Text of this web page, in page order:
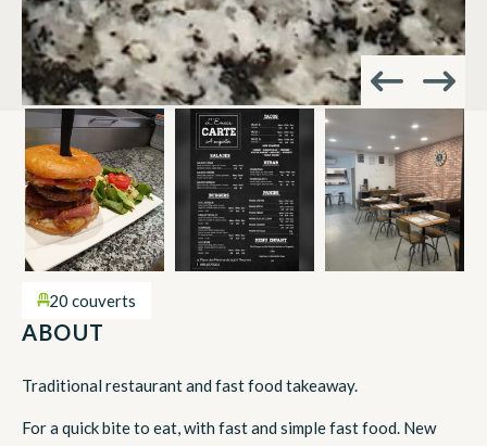
20 couverts
ABOUT
Traditional restaurant and fast food takeaway.
For a quick bite to eat, with fast and simple fast food. New